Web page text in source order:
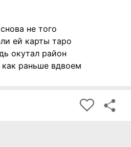
не того
ей карты таро
окутал район
раньше вдвоем